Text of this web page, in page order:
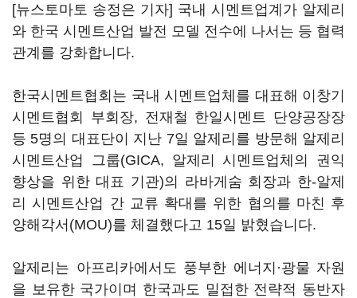
[뉴스토마토 송정은 기자] 국내 시멘트업계가 알제리
와 한국 시멘트산업 발전 모델 전수에 나서는 등 협력
관계를 강화합니다.
한국시멘트협회는 국내 시멘트업체를 대표해 이창기
시멘트협회 부회장, 전재철 한일시멘트 단양공장장
등 5명의 대표단이 지난 7일 알제리를 방문해 알제리
시멘트산업 그룹(GICA, 알제리 시멘트업체의 권익
향상을 위한 대표 기관)의 라바게숨 회장과 한-알제
리 시멘트산업 간 교류 확대를 위한 협의를 마친 후
양해각서(MOU)를 체결했다고 15일 밝혔습니다.
알제리는 아프리카에서도 풍부한 에너지·광물 자원
을 보유한 국가이며 한국과도 밀접한 전략적 동반자